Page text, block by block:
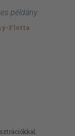
példány
Flotta